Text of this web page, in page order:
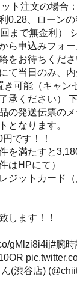
ト注文の場合
0.28、ローン
まで無金利）
ら申込みフォ
をお待ちくだ
て当日のみ、
き可能（キャン
承ください）
の発送伝票の
となります。
です！！
を満たすと
はHPにて）
ジットカード
します！！
gMlzi8i4ij#腕時
(渋谷店)